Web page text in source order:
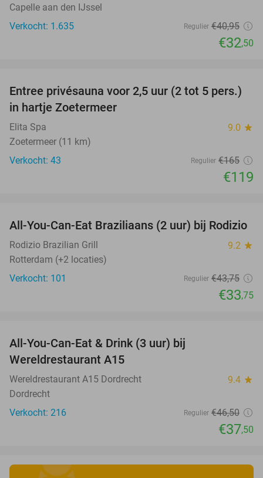
Capelle aan den IJssel
Verkocht: 1.635
Regulier €40,95
€32,50
28%
Entree privésauna voor 2,5 uur (2 tot 5 pers.)
in hartje Zoetermeer
Elita Spa 9.0 star
Zoetermeer (11 km)
Verkocht: 43
Regulier €165
€119
23%
All-You-Can-Eat Braziliaans (2 uur) bij Rodizio
Rodizio Brazilian Grill 9.2 star
Rotterdam (+2 locaties)
Verkocht: 101
Regulier €43,75
€33,75
All-You-Can-Eat & Drink (3 uur) bij
Wereldrestaurant A15
Wereldrestaurant A15 Dordrecht 9.4 star
Dordrecht
Verkocht: 216
Regulier €46,50
€37,50